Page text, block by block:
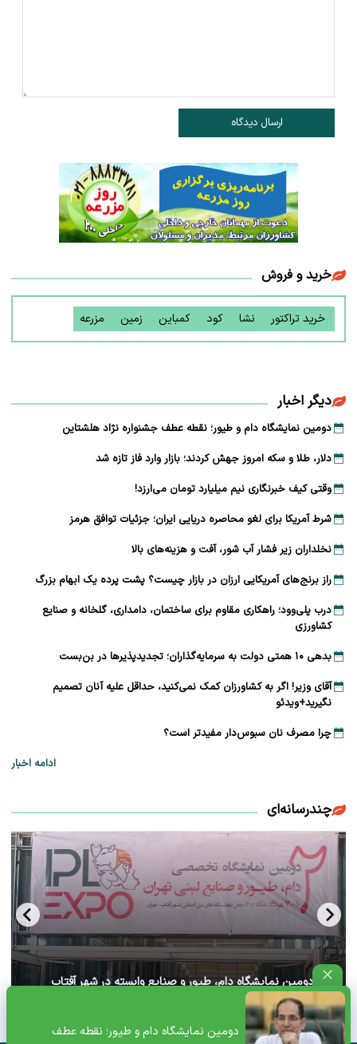
دومین نمایشگاه دام و طیور؛ نقطه عطف
ارسال دیدگاه
خرید و فروش
خرید تراکتور نشا کود کمباین زمین مزرعه
دیگر اخبار
دومین نمایشگاه دام و طیور؛ نقطه عطف جشنواره نژاد هلشتاین
دلار، طلا و سکه امروز جهش کردند؛ بازار وارد فاز تازه شد
وقتی کیف خبرنگاری نیم میلیارد تومان می‌ارزد!
شرط آمریکا برای لغو محاصره دریایی ایران؛ جزئیات توافق هرمز
نخلداران زیر فشار آب شور، آفت و هزینه‌های بالا
راز برنج‌های آمریکایی ارزان در بازار چیست؟ پشت پرده یک ابهام بزرگ
درب پلی‌وود؛ راهکاری مقاوم برای ساختمان، دامداری، گلخانه و صنایع
کشاورزی
بدهی ۱۰ همتی دولت به سرمایه‌گذاران؛ تجدیدپذیرها در بن‌بست
آقای وزیر! اگر به کشاورزان کمک نمی‌کنید، حداقل علیه آنان تصمیم
نگیرید+ویدئو
چرا مصرف نان سبوس‌دار مفیدتر است؟
ادامه اخبار
چندرسانه‌ای
آغاز دومین نمایشگاه دام، طیور و صنایع وابسته در شهر آفتاب
تهران+ ویدئو